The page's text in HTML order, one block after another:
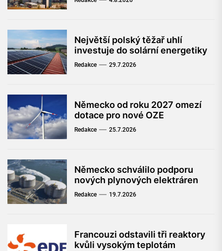
Největší polský těžař uhlí
investuje do solární energetiky
Redakce 29.7.2026
Německo od roku 2027 omezí
dotace pro nové OZE
Redakce 25.7.2026
Německo schválilo podporu
nových plynových elektráren
Redakce 19.7.2026
Francouzi odstavili tři reaktory
kvůli vysokým teplotám